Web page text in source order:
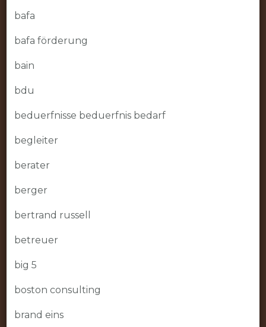
bafa
bafa förderung
bain
bdu
beduerfnisse beduerfnis bedarf
begleiter
berater
berger
bertrand russell
betreuer
big 5
boston consulting
brand eins